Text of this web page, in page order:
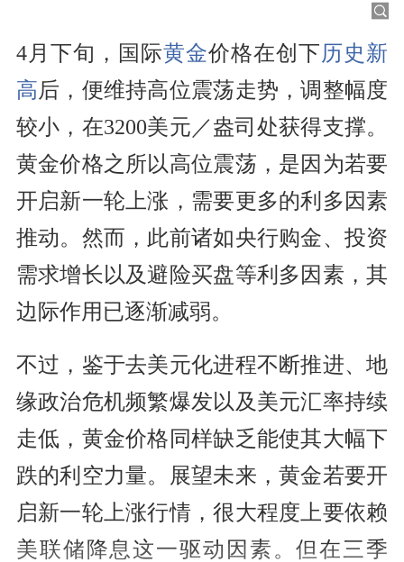
4月下旬，国际黄金价格在创下历史新
高后，便维持高位震荡走势，调整幅度
较小，在3200美元／盎司处获得支撑。
黄金价格之所以高位震荡，是因为若要
开启新一轮上涨，需要更多的利多因素
推动。然而，此前诸如央行购金、投资
需求增长以及避险买盘等利多因素，其
边际作用已逐渐减弱。
不过，鉴于去美元化进程不断推进、地
缘政治危机频繁爆发以及美元汇率持续
走低，黄金价格同样缺乏能使其大幅下
跌的利空力量。展望未来，黄金若要开
启新一轮上涨行情，很大程度上要依赖
美联储降息这一驱动因素。但在三季